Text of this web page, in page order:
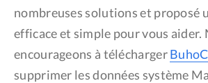
Politique de
remboursement
nombreuses solutions et proposé
efficace et simple pour vous aider.
encourageons à télécharger
supprimer les données système